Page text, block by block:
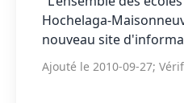
Hochelaga-
nouveau site
Ajouté le 2010-09-27;